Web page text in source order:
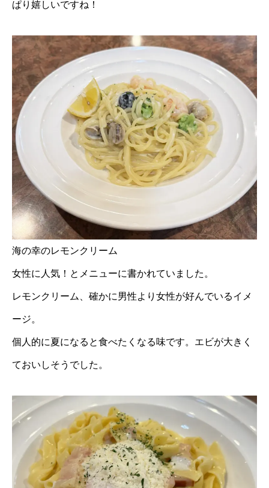
ぱり嬉しいですね！
海の幸のレモンクリーム
女性に人気！とメニューに書かれていました。
レモンクリーム、確かに男性より女性が好んでいるイメ
ージ。
個人的に夏になると食べたくなる味です。エビが大きく
ておいしそうでした。